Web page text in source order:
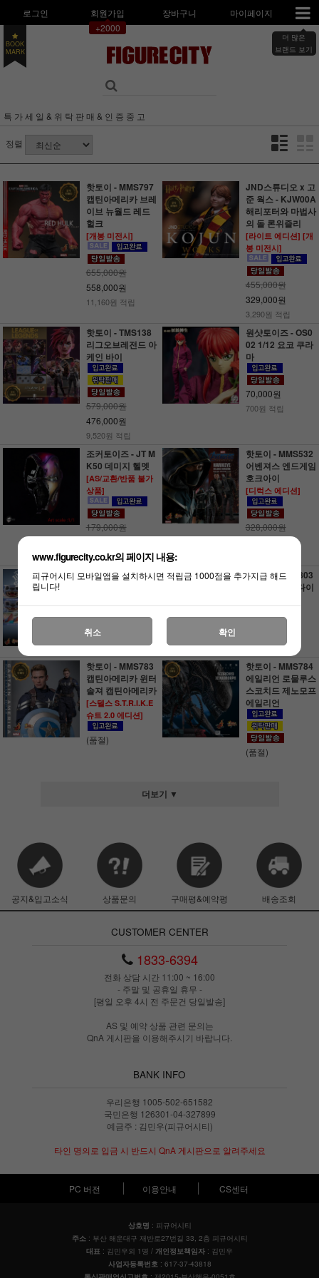
로그인
회원가입
+2000
장바구니 마이페이지
더 많은
브랜드 보기
BOOK
MARK
특 가 세 일 & 위 탁 판 매 & 인 증 중 고
정렬
핫토이 - MMS797
캡틴아메리카 브레
이브 뉴월드 레드
헐크
[개봉 미전시]
655,000원
558,000원
11,160원 적립
JND스튜디오 x 고
준 웍스 - KJW00A
해리포터와 마법사
의 돌 론위즐리
[라이트 에디션] [개
봉 미전시]
455,000원
329,000원
3,290원 적립
핫토이 - TMS138
리그오브레전드 아
케인 바이
579,000원
476,000원
9,520원 적립
원샷토이즈 - OS0
02 1/12 요코 쿠라
마
70,000원
700원 적립
조커토이즈 - JT M
K50 데미지 헬멧
[AS/교환/반품 불가
상품]
179,000원
핫토이 - MMS532
어벤져스 엔드게임
호크아이
[디럭스 에디션]
328,000원
핫토이 - MMS815
(품절)
핫토이 - MMS803
007 노타임투다이
(품절)
핫토이 - MMS783
캡틴아메리카 윈터
솔져 캡틴아메리카
[스텔스 S.T.R.I.K.E
슈트 2.0 에디션]
(품절)
핫토이 - MMS784
에일리언 로물루스
스코치드 제노모프
에일리언
(품절)
더보기 ▼
공지&입고소식 상품문의 구매평&예약평 배송조회
CUSTOMER CENTER
1833-6394
전화 상담 시간 11:00 ~ 16:00
- 주말 및 공휴일 휴무 -
[평일 오후 4시 전 주문건 당일발송]
AS 및 예약 상품 관련 문의는
QnA 게시판을 이용해주시기 바랍니다.
BANK INFO
우리은행 1005-502-651582
국민은행 126301-04-327899
예금주 : 김민우(피규어시티)
타인 명의로 입금 시 반드시 QnA 게시판으로 알려주세요
PC 버전 이용안내 CS센터
상호명 : 피규어시티
주소: 부산 해운대구 재반로27번길 33, 2층 피규어시티
대표 : 김민우외 1명 / 개인정보책임자 : 김민우
사업자등록번호: 617-37-43818
www.figurecity.co.kr의 페이지 내용:
피규어시티 모바일앱을 설치하시면 적립금 1000점을 추가지급 해드
립니다!
취소 확인